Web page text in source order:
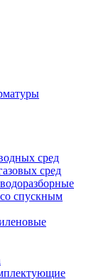
сред
сред
спускным